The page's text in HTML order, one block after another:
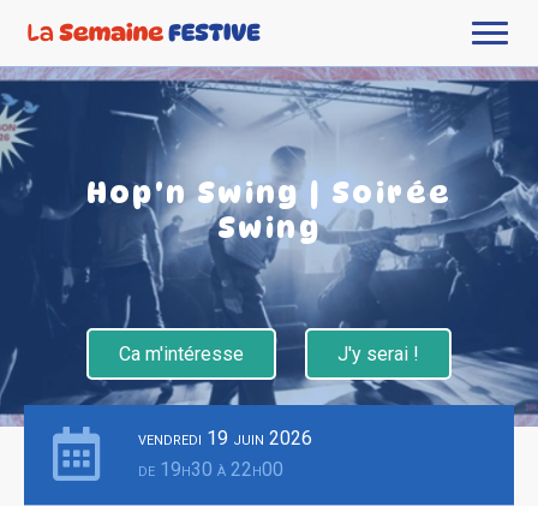
Hop'n Swing | Soirée
Swing
Ca m'intéresse J'y serai !
vendredi 19 juin 2026
de 19h30 à 22h00